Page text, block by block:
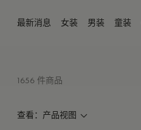
最新消息 女装 男装 童装
1656 件商品
查看：产品视图